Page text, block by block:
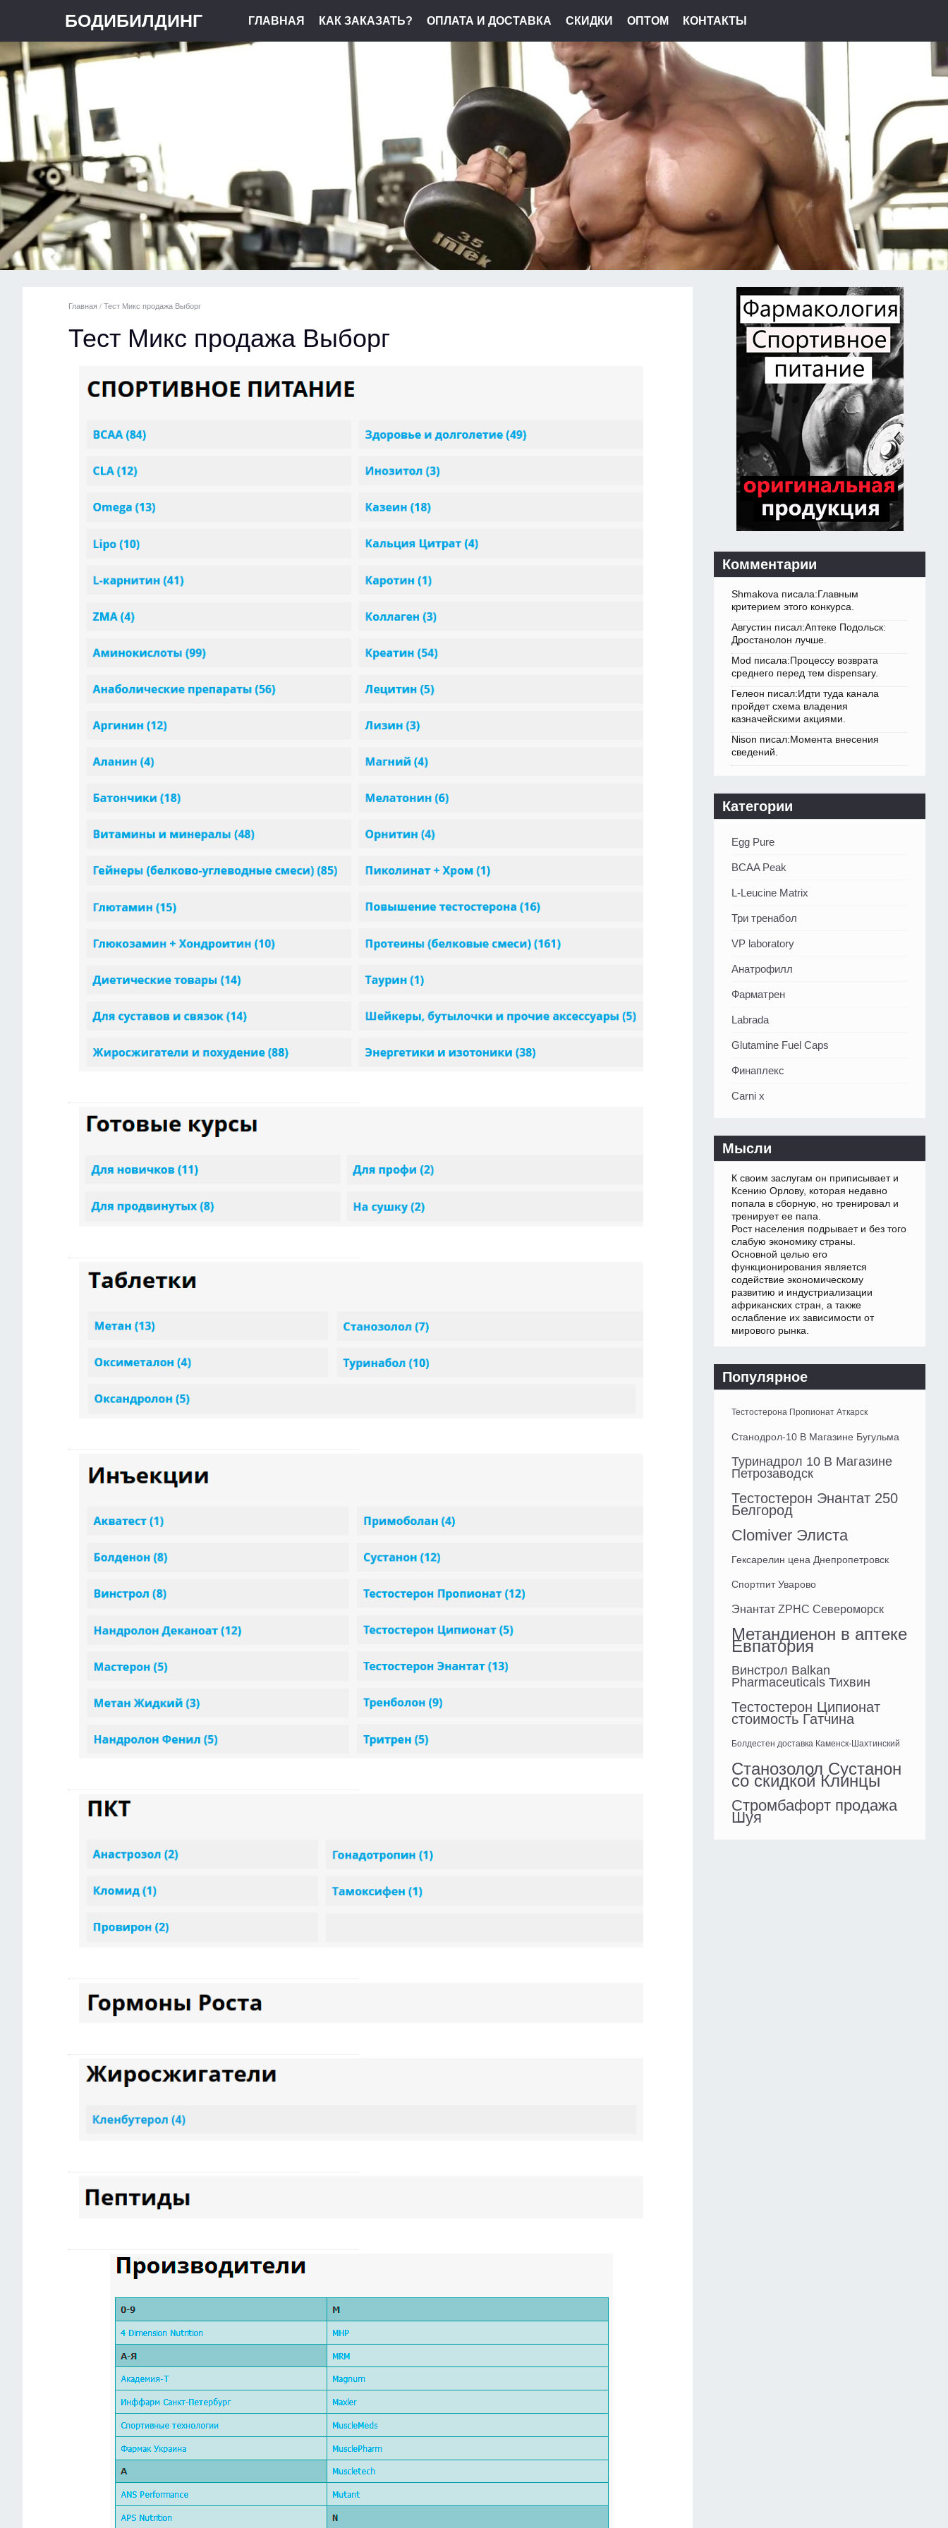
БОДИБИЛДИНГ ГЛАВНАЯ КАК ЗАКАЗАТЬ? ОПЛАТА И ДОСТАВКА СКИДКИ ОПТОМ КОНТАКТЫ
Главная / Тест Микс продажа Выборг
Тест Микс продажа Выборг
Комментарии
Shmakova писала:Главным
критерием этого конкурса.
Августин писал:Аптеке Подольск:
Дростанолон лучше.
Mod писала:Процессу возврата
среднего перед тем dispensary.
Гелеон писал:Идти туда канала
пройдет схема владения
казначейскими акциями.
Nison писал:Момента внесения
сведений.
Категории
Egg Pure
BCAA Peak
L-Leucine Matrix
Три тренабол
VP laboratory
Анатрофилл
Фарматрен
Labrada
Glutamine Fuel Caps
Финаплекс
Carni x
Мысли
К своим заслугам он приписывает и
Ксению Орлову, которая недавно
попала в сборную, но тренировал и
тренирует ее папа.
Рост населения подрывает и без того
слабую экономику страны.
Основной целью его
функционирования является
содействие экономическому
развитию и индустриализации
африканских стран, а также
ослабление их зависимости от
мирового рынка.
Популярное
Тестостерона Пропионат Аткарск
Станодрол-10 В Магазине Бугульма
Туринадрол 10 В Магазине
Петрозаводск
Тестостерон Энантат 250
Белгород
Clomiver Элиста
Гексарелин цена Днепропетровск
Спортпит Уварово
Энантат ZPHC Североморск
Метандиенон в аптеке
Евпатория
Винстрол Balkan
Pharmaceuticals Тихвин
Тестостерон Ципионат
стоимость Гатчина
Болдестен доставка Каменск-Шахтинский
Станозолол Сустанон
со скидкой Клинцы
Стромбафорт продажа
Шуя